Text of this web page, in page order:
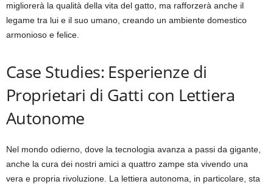
migliorerà la qualità della vita del gatto, ma rafforzerà anche il
legame tra lui e il suo umano, creando un ambiente domestico
armonioso e felice.
Case Studies: Esperienze di
Proprietari di Gatti con Lettiera
Autonome
Nel mondo odierno, dove la tecnologia avanza a passi da gigante,
anche la cura dei nostri amici a quattro zampe sta vivendo una
vera e propria rivoluzione. La lettiera autonoma, in particolare, sta